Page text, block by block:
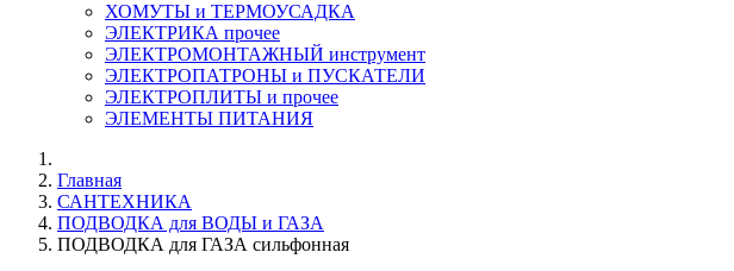
ХОМУТЫ и ТЕРМОУСАДКА
ЭЛЕКТРИКА прочее
ЭЛЕКТРОМОНТАЖНЫЙ инструмент
ЭЛЕКТРОПАТРОНЫ и ПУСКАТЕЛИ
ЭЛЕКТРОПЛИТЫ и прочее
ЭЛЕМЕНТЫ ПИТАНИЯ
Главная
САНТЕХНИКА
ПОДВОДКА для ВОДЫ и ГАЗА
ПОДВОДКА для ГАЗА сильфонная